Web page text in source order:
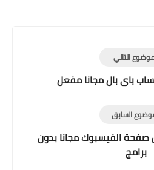
التالي
باي بال مجانا مفعل
السابق
صفحة الفيسبوك مجانا بدون
برامج